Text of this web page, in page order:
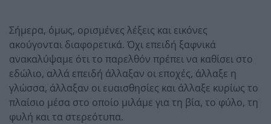
Σήμερα, όμως, ορισμένες λέξεις και εικόνες
ακούγονται διαφορετικά. Όχι επειδή ξαφνικά
ανακαλύψαμε ότι το παρελθόν πρέπει να καθίσει στο
εδώλιο, αλλά επειδή άλλαξαν οι εποχές, άλλαξε η
γλώσσα, άλλαξαν οι ευαισθησίες και άλλαξε κυρίως το
πλαίσιο μέσα στο οποίο μιλάμε για τη βία, το φύλο, τη
φυλή και τα στερεότυπα.